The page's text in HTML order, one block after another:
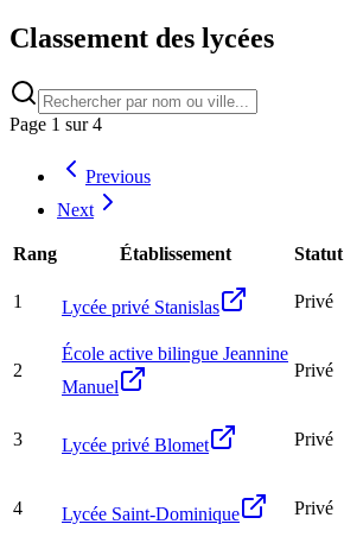
Classement des lycées
Page 1 sur4
Previous
Next
Rang Établissement Statut
1 Lycée privé Stanislas Privé
2
École active bilingue Jeannine
Manuel
Privé
3 Lycée privé Blomet Privé
4 Lycée Saint-Dominique Privé